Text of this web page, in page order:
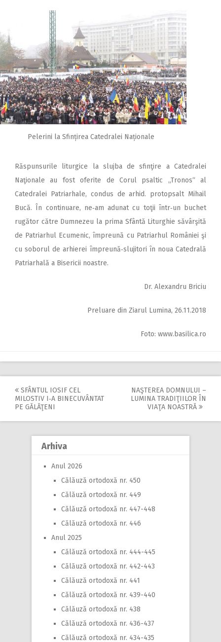
Pelerini la Sfințirea Catedralei Naționale
Răspunsurile liturgice la slujba de sfinţire a Catedralei
Naţio­nale au fost oferite de Corul psaltic „Tronos“ al
Catedralei Patriarhale, condus de arhid. proto­psalt Mihail
Bucă. În continuare, ne‑am adunat cu toţii într‑un buchet
rugător către Dumnezeu la prima Sfântă Liturghie săvârşită
de Patriarhul Ecumenic, împreună cu Patriarhul României şi
cu soborul de arhierei împreună‑slujitori în noua Catedrală
Patriarhală a Bisericii noastre.
Dr. Alexandru Briciu
Preluare din Ziarul Lumina, 26.11.2018
Foto: www.basilica.ro
Post
navigation
SFÂNTUL IOSIF CEL
MILOSTIV I‑A BINECUVÂNTAT
PE GĂLĂŢENI
NAŞTEREA DOMNULUI –
LUMINA TRADIŢIILOR ÎN
VIAŢA NOASTRĂ
Arhiva
Anul 2026
Călăuză ortodoxă nr. 450
Călăuză ortodoxă nr. 449
Călăuză ortodoxă nr. 447-448
Călăuză ortodoxă nr. 446
Anul 2025
Călăuză ortodoxă nr. 444-445
Călăuză ortodoxă nr. 442-443
Călăuză ortodoxă nr. 441
Călăuză ortodoxă nr. 439-440
Călăuză ortodoxă nr. 438
Călăuză ortodoxă nr. 436-437
Călăuză ortodoxă nr. 434-435